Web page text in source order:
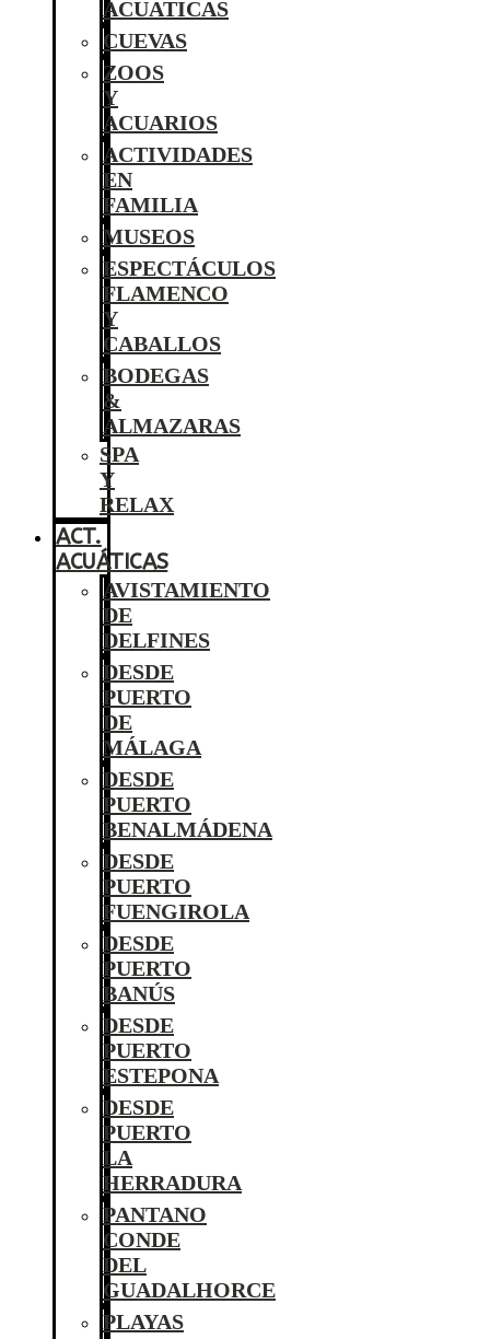
ACUATICAS
CUEVAS
ZOOS
Y
ACUARIOS
ACTIVIDADES
EN
FAMILIA
MUSEOS
ESPECTÁCULOS
FLAMENCO
Y
CABALLOS
BODEGAS
&
ALMAZARAS
SPA
Y
RELAX
ACT.
ACUÁTICAS
AVISTAMIENTO
DE
DELFINES
DESDE
PUERTO
DE
MÁLAGA
DESDE
PUERTO
BENALMÁDENA
DESDE
PUERTO
FUENGIROLA
DESDE
PUERTO
BANÚS
DESDE
PUERTO
ESTEPONA
DESDE
PUERTO
LA
HERRADURA
PANTANO
CONDE
DEL
GUADALHORCE
PLAYAS